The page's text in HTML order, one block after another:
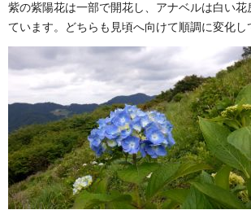
紫の紫陽花は一部で開花し、アナベルは白い
ています。どちらも見頃へ向けて順調に変化し